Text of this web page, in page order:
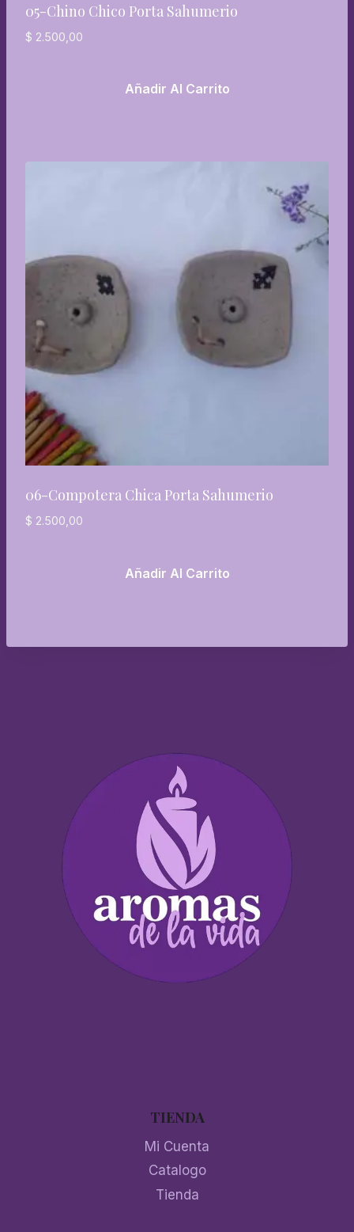
05-Chino Chico Porta Sahumerio
$ 2.500,00
Añadir Al Carrito
06-Compotera Chica Porta Sahumerio
$ 2.500,00
Añadir Al Carrito
TIENDA
Mi Cuenta
Catalogo
Tienda